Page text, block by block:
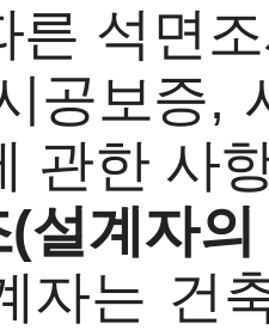
른 석면
공보증,
관한 사
설계자
는 건